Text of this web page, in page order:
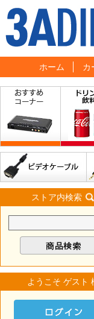
ホーム カ
ストア内検索
ようこそ ゲスト